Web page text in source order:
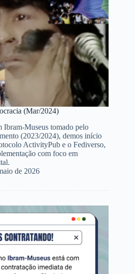
(Mar/2024)
Ibram-Museus tomado pelo
(2023/2024), demos início
ActivityPub e o Fediverso,
com foco em
de 2026